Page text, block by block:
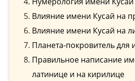
Влияние имени Кусай на
Влияние имени Кусай на
Планета-покровитель для
Правильное написание
латинице и на кирилице